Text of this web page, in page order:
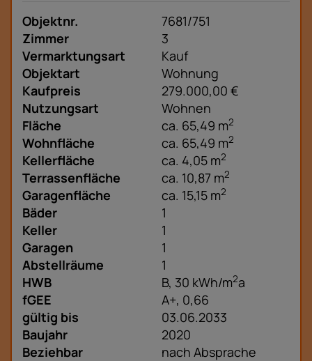
Objektnr.
7681/751
Zimmer
3
Vermarktungsart
Kauf
Objektart
Wohnung
Kaufpreis
279.000,00 €
Nutzungsart
Wohnen
Fläche
ca. 65,49 m2
Wohnfläche ca. 65,49 m2
Kellerfläche ca. 4,05 m2
Terrassenfläche ca. 10,87 m2
Garagenfläche ca. 15,15 m2
Bäder
1
Keller
1
Garagen
1
Abstellräume
1
HWB
B, 30 kWh/m2a
fGEE
A+, 0,66
gültig bis
03.06.2033
Baujahr
2020
Beziehbar
nach Absprache